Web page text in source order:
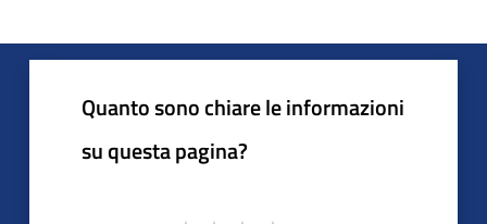
Quanto sono chiare le informazioni
su questa pagina?